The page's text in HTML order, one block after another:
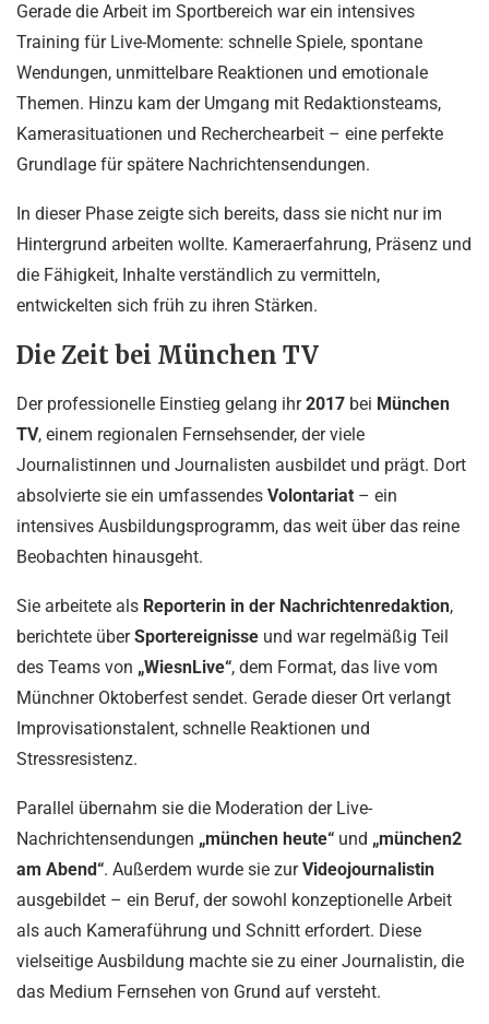
Gerade die Arbeit im Sportbereich war ein intensives
Training für Live-Momente: schnelle Spiele, spontane
Wendungen, unmittelbare Reaktionen und emotionale
Themen. Hinzu kam der Umgang mit Redaktionsteams,
Kamerasituationen und Recherchearbeit – eine perfekte
Grundlage für spätere Nachrichtensendungen.
In dieser Phase zeigte sich bereits, dass sie nicht nur im
Hintergrund arbeiten wollte. Kameraerfahrung, Präsenz und
die Fähigkeit, Inhalte verständlich zu vermitteln,
entwickelten sich früh zu ihren Stärken.
Die Zeit bei München TV
Der professionelle Einstieg gelang ihr2017 bei München
TV, einem regionalen Fernsehsender, der viele
Journalistinnen und Journalisten ausbildet und prägt. Dort
absolvierte sie ein umfassendes Volontariat – ein
intensives Ausbildungsprogramm, das weit über das reine
Beobachten hinausgeht.
Sie arbeitete als Reporterin in der Nachrichtenredaktion,
berichtete überSportereignisse und war regelmäßig Teil
des Teams von „WiesnLive“, dem Format, das live vom
Münchner Oktoberfest sendet. Gerade dieser Ort verlangt
Improvisationstalent, schnelle Reaktionen und
Stressresistenz.
Parallel übernahm sie die Moderation der Live-
Nachrichtensendungen „münchen heute“ und „münchen2
am Abend“. Außerdem wurde sie zurVideojournalistin
ausgebildet – ein Beruf, der sowohl konzeptionelle Arbeit
als auch Kameraführung und Schnitt erfordert. Diese
vielseitige Ausbildung machte sie zu einer Journalistin, die
das Medium Fernsehen von Grund auf versteht.